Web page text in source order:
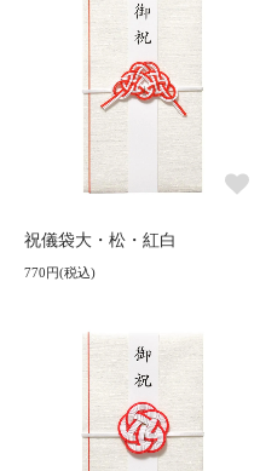
祝儀袋大・松・紅白
770円(税込)